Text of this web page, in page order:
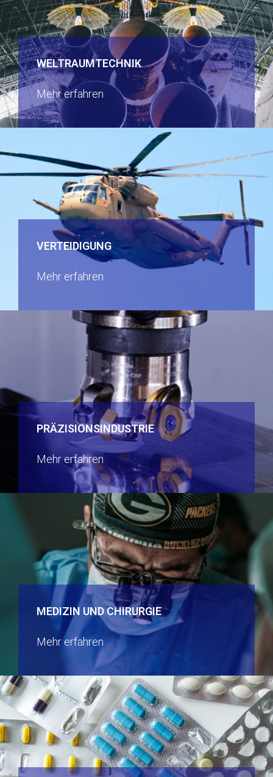
WELTRAUMTECHNIK
Mehr erfahren
VERTEIDIGUNG
Mehr erfahren
PRÄZISIONSINDUSTRIE
Mehr erfahren
MEDIZIN UND CHIRURGIE
Mehr erfahren